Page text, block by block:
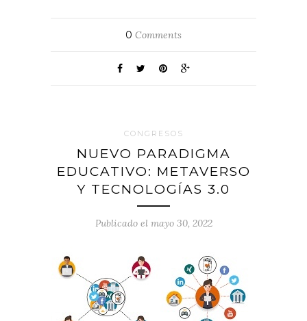
0 Comments
CONGRESOS
NUEVO PARADIGMA
EDUCATIVO: METAVERSO
Y TECNOLOGÍAS 3.0
Publicado el mayo 30, 2022